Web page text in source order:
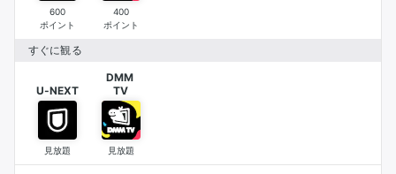
600
ポイント
400
ポイント
すぐに観る
U-NEXT
見放題
DMM
TV
見放題